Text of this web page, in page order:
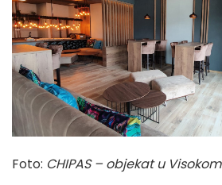
Foto: CHIPAS – objekat u Visokom